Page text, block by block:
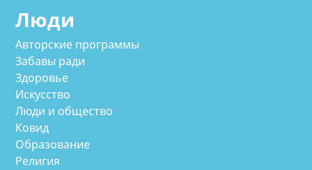
Люди
Авторские программы
Забавы ради
Здоровье
Искусство
Люди и общество
Ковид
Образование
Религия